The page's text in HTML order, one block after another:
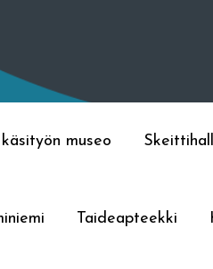
museo
Taideapteekki